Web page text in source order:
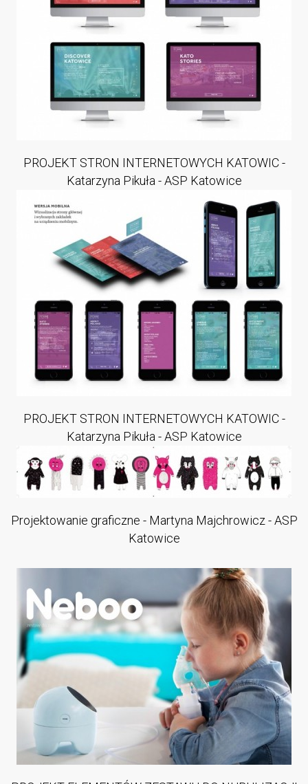
PROJEKT STRON INTERNETOWYCH KATOWIC -
Katarzyna Pikuła - ASP Katowice
PROJEKT STRON INTERNETOWYCH KATOWIC -
Katarzyna Pikuła - ASP Katowice
Projektowanie graficzne - Martyna Majchrowicz - ASP
Katowice